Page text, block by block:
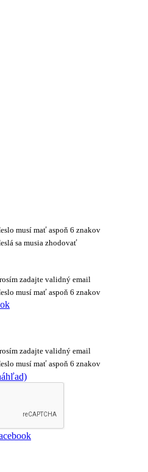
musí mať aspoň 6 znakov
sa musia zhodovať
zadajte validný email
musí mať aspoň 6 znakov
zadajte validný email
musí mať aspoň 6 znakov